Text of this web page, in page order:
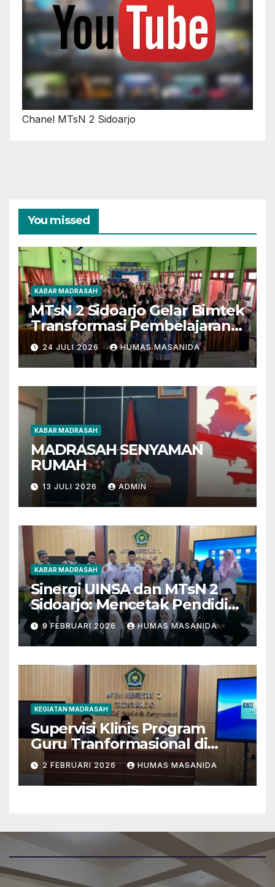
Chanel MTsN 2 Sidoarjo
You missed
KABAR MADRASAH
MTsN 2 Sidoarjo Gelar Bimtek
Transformasi Pembelajaran
Berbasis AI dan Deep
Learning
24 JULI 2026 HUMAS MASANIDA
KABAR MADRASAH
MADRASAH SENYAMAN
RUMAH
13 JULI 2026 ADMIN
KABAR MADRASAH
Sinergi UINSA dan MTsN 2
Sidoarjo: Mencetak Pendidik
Berkarakter Menghadapi
Tantangan Zaman
9 FEBRUARI 2026 HUMAS MASANIDA
KEGIATAN MADRASAH
Supervisi Klinis Program
Guru Tranformasional di
MTsN 2 Sidoarjo
2 FEBRUARI 2026 HUMAS MASANIDA